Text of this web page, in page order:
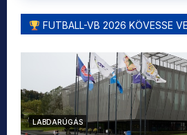
FUTBALL-VB 2026 KÖVESSE
LABDARÚGÁS